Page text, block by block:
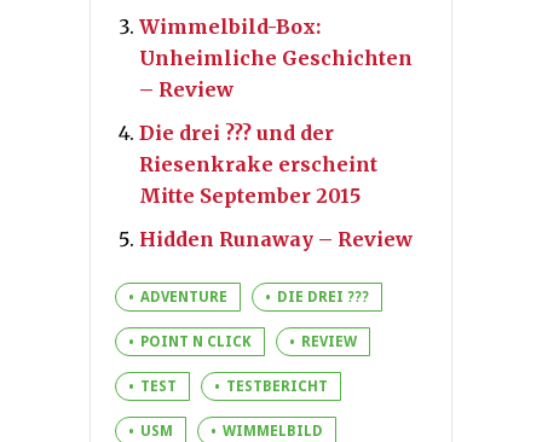
Wimmelbild-Box:
Unheimliche Geschichten
– Review
Die drei ??? und der
Riesenkrake erscheint
Mitte September 2015
Hidden Runaway – Review
ADVENTURE DIE DREI ???
POINT N CLICK REVIEW
TEST TESTBERICHT
USM WIMMELBILD